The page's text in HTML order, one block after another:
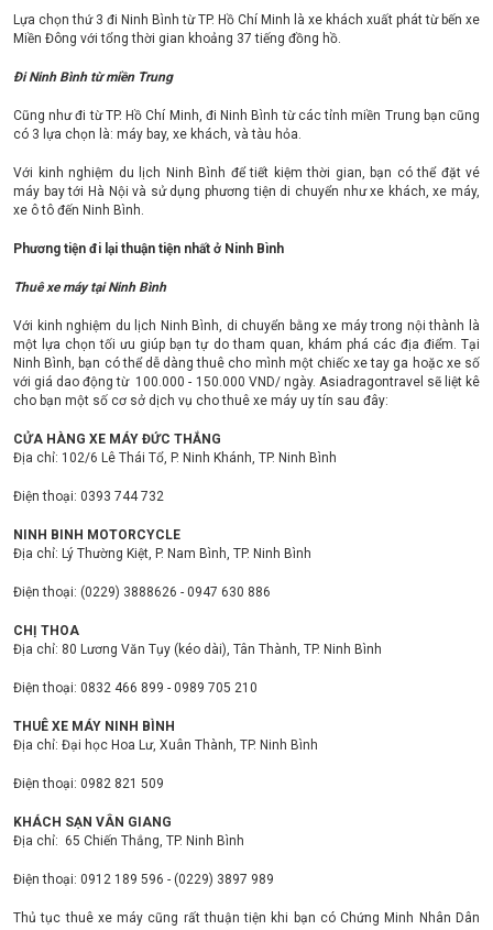
Lựa chọn thứ 3 đi Ninh Bình từ TP. Hồ Chí Minh là xe khách xuất phát từ bến xe
Miền Đông với tổng thời gian khoảng 37 tiếng đồng hồ.
Đi Ninh Bình từ miền Trung
Cũng như đi từ TP. Hồ Chí Minh, đi Ninh Bình từ các tỉnh miền Trung bạn cũng
có 3 lựa chọn là: máy bay, xe khách, và tàu hỏa.
Với kinh nghiệm du lịch Ninh Bình để tiết kiệm thời gian, bạn có thể đặt vé
máy bay tới Hà Nội và sử dụng phương tiện di chuyển như xe khách, xe máy,
xe ô tô đến Ninh Bình.
Phương tiện đi lại thuận tiện nhất ở Ninh Bình
Thuê xe máy tại Ninh Bình
Với kinh nghiệm du lịch Ninh Bình, di chuyển bằng xe máy trong nội thành là
một lựa chọn tối ưu giúp bạn tự do tham quan, khám phá các địa điểm. Tại
Ninh Bình, bạn có thể dễ dàng thuê cho mình một chiếc xe tay ga hoặc xe số
với giá dao động từ 100.000 - 150.000 VND/ ngày. Asiadragontravel sẽ liệt kê
cho bạn một số cơ sở dịch vụ cho thuê xe máy uy tín sau đây:
CỬA HÀNG XE MÁY ĐỨC THẮNG
Địa chỉ: 102/6 Lê Thái Tổ, P. Ninh Khánh, TP. Ninh Bình
Điện thoại: 0393 744 732
NINH BINH MOTORCYCLE
Địa chỉ: Lý Thường Kiệt, P. Nam Bình, TP. Ninh Bình
Điện thoại: (0229) 3888626 - 0947 630 886
CHỊ THOA
Địa chỉ: 80 Lương Văn Tụy (kéo dài), Tân Thành, TP. Ninh Bình
Điện thoại: 0832 466 899 - 0989 705 210
THUÊ XE MÁY NINH BÌNH
Địa chỉ: Đại học Hoa Lư, Xuân Thành, TP. Ninh Bình
Điện thoại: 0982 821 509
KHÁCH SẠN VÂN GIANG
Địa chỉ: 65 Chiến Thắng, TP. Ninh Bình
Điện thoại: 0912 189 596 - (0229) 3897 989
Thủ tục thuê xe máy cũng rất thuận tiện khi bạn có Chứng Minh Nhân Dân